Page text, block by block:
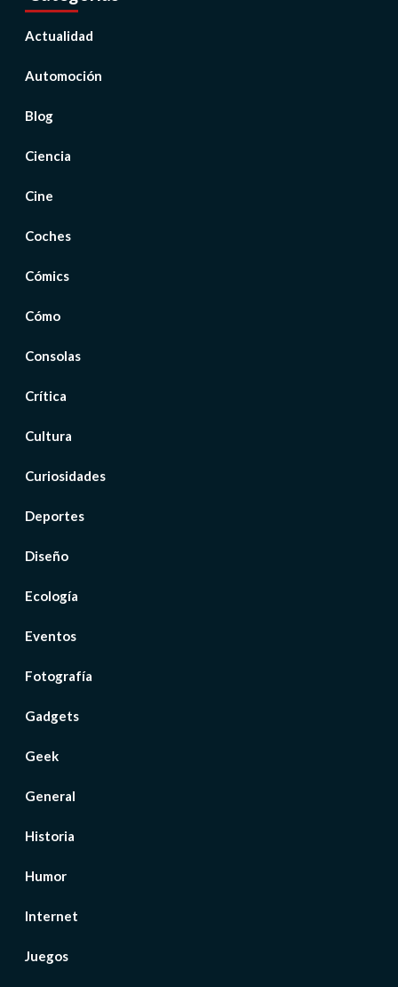
Actualidad
Automoción
Blog
Ciencia
Cine
Coches
Cómics
Cómo
Consolas
Crítica
Cultura
Curiosidades
Deportes
Diseño
Ecología
Eventos
Fotografía
Gadgets
Geek
General
Historia
Humor
Internet
Juegos